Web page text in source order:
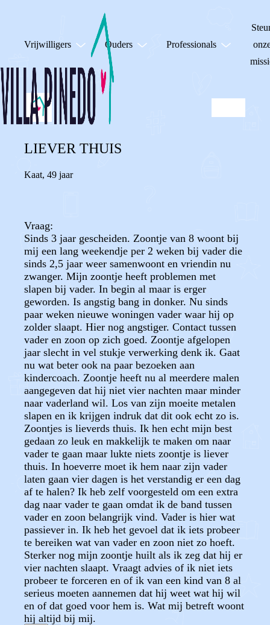
Vrijwilligers Ouders Professionals
LIEVER THUIS
Kaat, 49 jaar
Vraag:
Sinds 3 jaar gescheiden. Zoontje van 8 woont bij
mij een lang weekendje per 2 weken bij vader die
sinds 2,5 jaar weer samenwoont en vriendin nu
zwanger. Mijn zoontje heeft problemen met
slapen bij vader. In begin al maar is erger
geworden. Is angstig bang in donker. Nu sinds
paar weken nieuwe woningen vader waar hij op
zolder slaapt. Hier nog angstiger. Contact tussen
vader en zoon op zich goed. Zoontje afgelopen
jaar slecht in vel stukje verwerking denk ik. Gaat
nu wat beter ook na paar bezoeken aan
kindercoach. Zoontje heeft nu al meerdere malen
aangegeven dat hij niet vier nachten maar minder
naar vaderland wil. Los van zijn moeite metalen
slapen en ik krijgen indruk dat dit ook echt zo is.
Zoontjes is lieverds thuis. Ik hen echt mijn best
gedaan zo leuk en makkelijk te maken om naar
vader te gaan maar lukte niets zoontje is liever
thuis. In hoeverre moet ik hem naar zijn vader
laten gaan vier dagen is het verstandig er een dag
af te halen? Ik heb zelf voorgesteld om een extra
dag naar vader te gaan omdat ik de band tussen
vader en zoon belangrijk vind. Vader is hier wat
passiever in. Ik heb het gevoel dat ik iets probeer
te bereiken wat van vader en zoon niet zo hoeft.
Sterker nog mijn zoontje huilt als ik zeg dat hij er
vier nachten slaapt. Vraagt advies of ik niet iets
probeer te forceren en of ik van een kind van 8 al
serieus moeten aannemen dat hij weet wat hij wil
en of dat goed voor hem is. Wat mij betreft woont
hij altijd bij mij.